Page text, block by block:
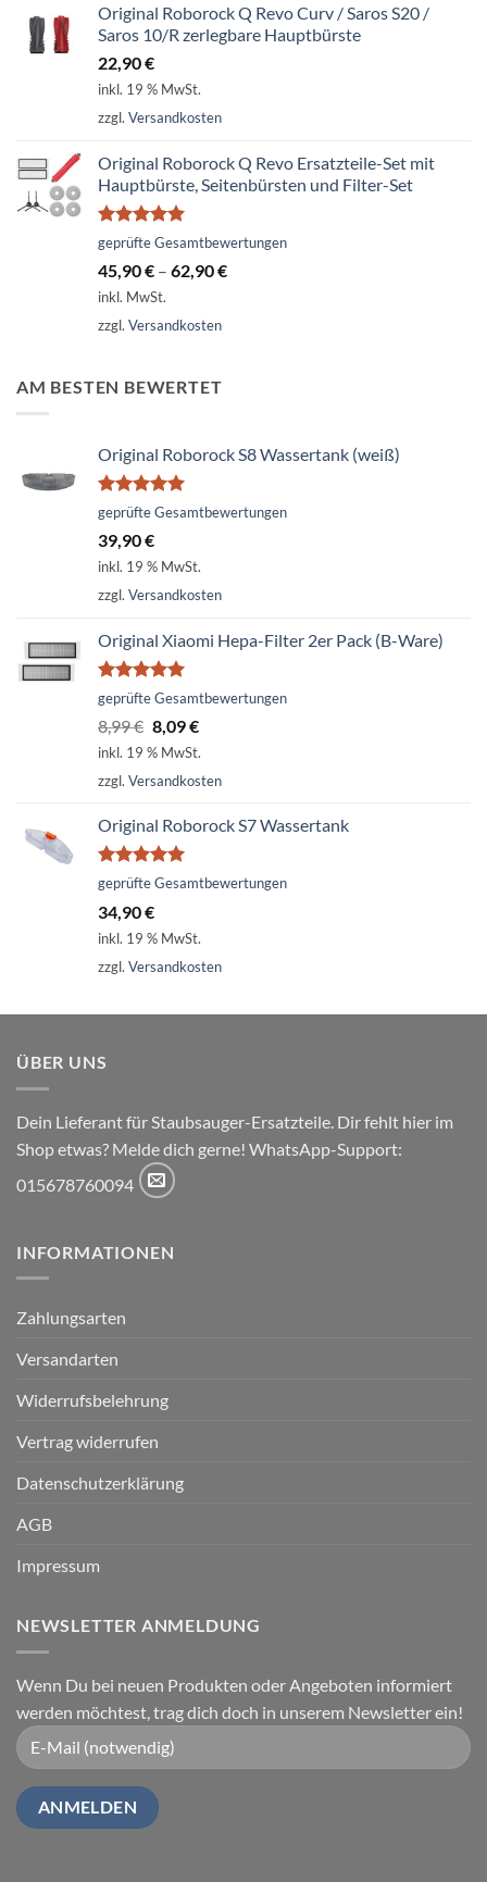
Original Roborock Q Revo Curv / Saros S20 /
Saros 10/R zerlegbare Hauptbürste
22,90€
inkl. 19 % MwSt.
zzgl. Versandkosten
Original Roborock Q Revo Ersatzteile-Set mit
Hauptbürste, Seitenbürsten und Filter-Set
Bewertet
mit
von 5
geprüfte Gesamtbewertungen
45,90€ – 62,90€
inkl. MwSt.
zzgl. Versandkosten
AM BESTEN BEWERTET
Original Roborock S8 Wassertank (weiß)
Bewertet
von 5
geprüfte Gesamtbewertungen
39,90€
inkl. 19 % MwSt.
zzgl. Versandkosten
Original Xiaomi Hepa-Filter 2er Pack (B-Ware)
Bewertet
mit
von 5
geprüfte Gesamtbewertungen
8,99€ Ursprünglicher
Preis
8,99 €
8,09€Aktueller
Preis
8,09 €.
inkl. 19 % MwSt.
zzgl. Versandkosten
Original Roborock S7 Wassertank
Bewertet
von 5
geprüfte Gesamtbewertungen
34,90€
inkl. 19 % MwSt.
zzgl. Versandkosten
ÜBER UNS
Dein Lieferant für Staubsauger-Ersatzteile. Dir fehlt hier im
Shop etwas? Melde dich gerne! WhatsApp-Support:
015678760094
INFORMATIONEN
Zahlungsarten
Versandarten
Widerrufsbelehrung
Vertrag widerrufen
Datenschutzerklärung
AGB
Impressum
NEWSLETTER ANMELDUNG
Wenn Du bei neuen Produkten oder Angeboten informiert
werden möchtest, trag dich doch in unserem Newsletter ein!